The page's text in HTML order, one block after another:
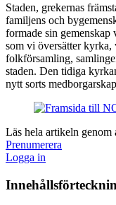
Staden, grekernas
familjens och
formade sin gemenskap
som vi översätter kyrka,
folkförsamling,
staden. Den tidiga
nytt sorts
Läs hela artikeln
Prenumerera
Logga in